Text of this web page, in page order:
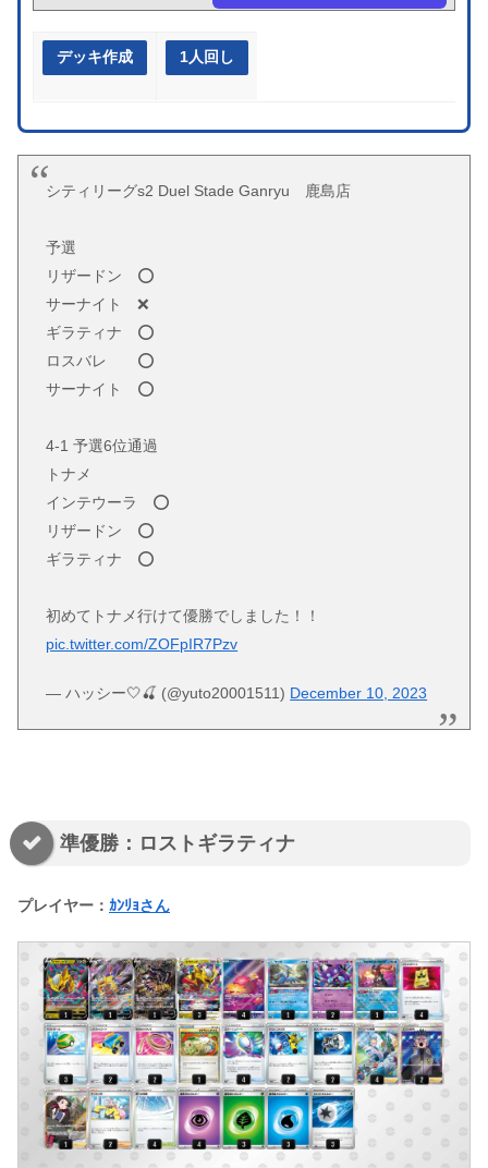
デッキ作成 1人回し
シティリーグs2 Duel Stade Ganryu 鹿島店
予選
リザードン ⭕️
サーナイト ❌
ギラティナ ⭕️
ロスバレ ⭕️
サーナイト ⭕️
4-1 予選6位通過
トナメ
インテウーラ ⭕️
リザードン ⭕️
ギラティナ ⭕️
初めてトナメ行けて優勝でしました！！
pic.twitter.com/ZOFpIR7Pzv
— ハッシー🤍🍒 (@yuto20001511) December 10, 2023
準優勝：ロストギラティナ
プレイヤー： ｶﾝﾘｮさん